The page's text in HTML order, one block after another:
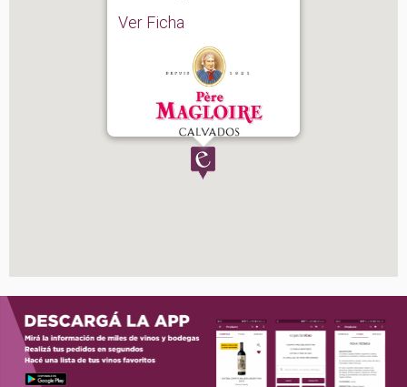
Ver Ficha